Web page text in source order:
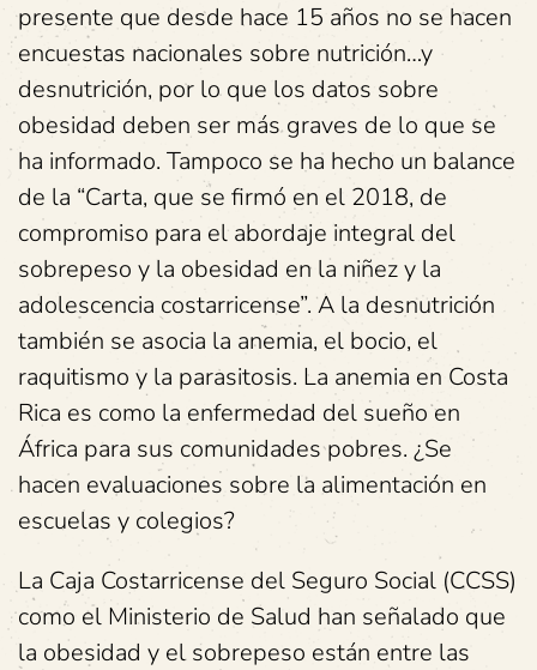
presente que desde hace 15 años no se hacen
encuestas nacionales sobre nutrición…y
desnutrición, por lo que los datos sobre
obesidad deben ser más graves de lo que se
ha informado. Tampoco se ha hecho un balance
de la “Carta, que se firmó en el 2018, de
compromiso para el abordaje integral del
sobrepeso y la obesidad en la niñez y la
adolescencia costarricense”. A la desnutrición
también se asocia la anemia, el bocio, el
raquitismo y la parasitosis. La anemia en Costa
Rica es como la enfermedad del sueño en
África para sus comunidades pobres. ¿Se
hacen evaluaciones sobre la alimentación en
escuelas y colegios?
La Caja Costarricense del Seguro Social (CCSS)
como el Ministerio de Salud han señalado que
la obesidad y el sobrepeso están entre las